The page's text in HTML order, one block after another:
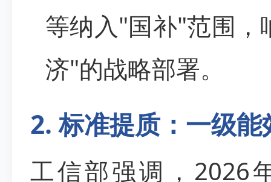
等纳入"国补"范围，
济"的战略部署。
2. 标准提质：一级
工信部强调，2026